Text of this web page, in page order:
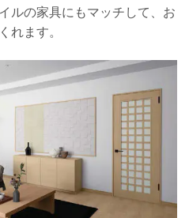
ルの家具にもマッチして、お
れます。